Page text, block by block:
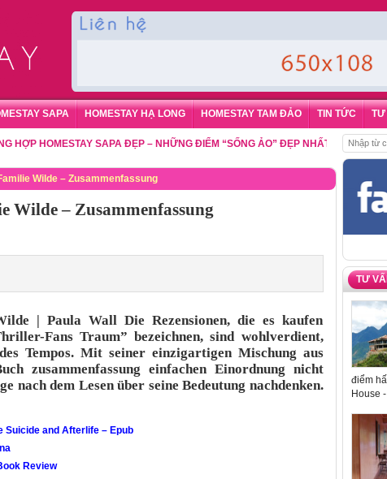
SAPA HOMESTAY HẠ LONG HOMESTAY TAM ĐẢO TIN TỨC TƯ
HOMESTAY SAPA ĐẸP – NHỮNG ĐIỂM “SỐNG ẢO” ĐẸP NHẤT CHO DU KHÁCH,
Wilde – Zusammenfassung
Wilde – Zusammenfassung
| Paula Wall Die Rezensionen, die es kaufen
Fans Traum” bezeichnen, sind wohlverdient,
Tempos. Mit seiner einzigartigen Mischung aus
zusammenfassung einfachen Einordnung nicht
nach dem Lesen über seine Bedeutung nachdenken.
Suicide and Afterlife – Epub
Review
TƯ
điểm
House